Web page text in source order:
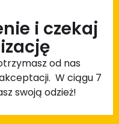
i czekaj
od nas
W ciągu 7
swoją odzież!